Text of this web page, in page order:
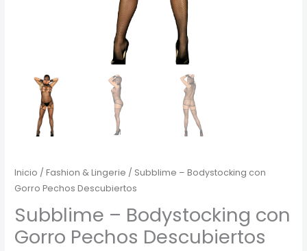
Inicio /Fashion & Lingerie / Subblime – Bodystocking con
Gorro Pechos Descubiertos
Subblime – Bodystocking con
Gorro Pechos Descubiertos